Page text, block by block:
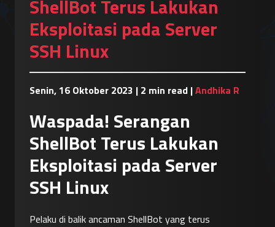
ShellBot Terus Lakukan
Eksploitasi pada Server
SSH Linux
Senin, 16 Oktober 2023 | 2 min read |Andhika R
Waspada! Serangan
ShellBot Terus Lakukan
Eksploitasi pada Server
SSH Linux
Pelaku di balik ancaman ShellBot yang terus